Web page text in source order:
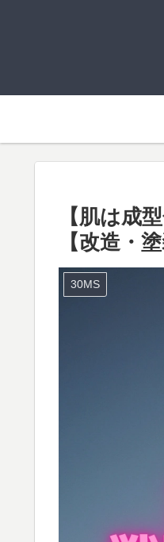
【肌は成
【改造・塗
30MS